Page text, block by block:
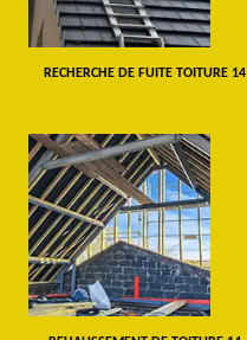
RECHERCHE DE FUITE TOITURE 14